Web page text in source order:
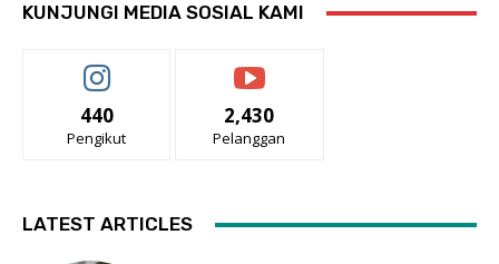
KUNJUNGI MEDIA SOSIAL KAMI
440
Pengikut
2,430
Pelanggan
LATEST ARTICLES